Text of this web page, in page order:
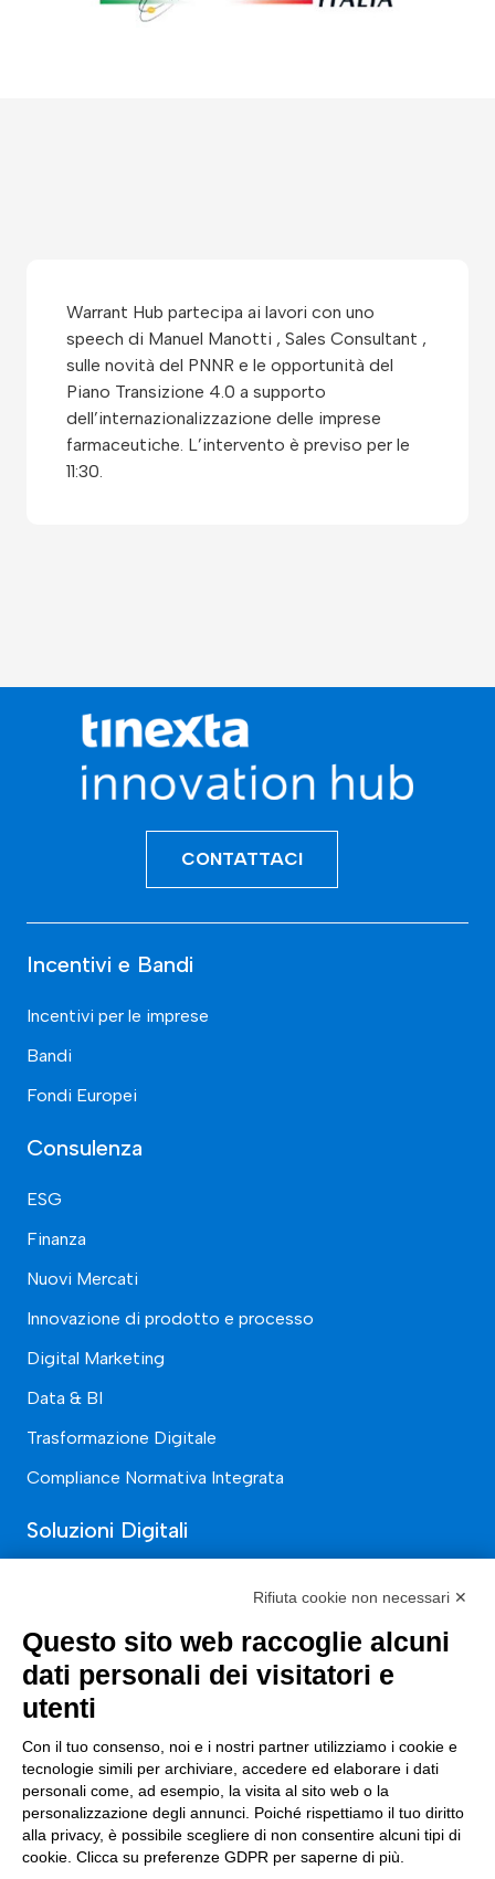
Warrant Hub partecipa ai lavori con uno
speech di Manuel Manotti , Sales Consultant ,
sulle novità del PNNR e le opportunità del
Piano Transizione 4.0 a supporto
dell’internazionalizzazione delle imprese
farmaceutiche. L’intervento è previso per le
11:30.
CONTATTACI
Incentivi e Bandi
Incentivi per le imprese
Bandi
Fondi Europei
Consulenza
ESG
Finanza
Nuovi Mercati
Innovazione di prodotto e processo
Digital Marketing
Data & BI
Trasformazione Digitale
Compliance Normativa Integrata
Soluzioni Digitali
Soluzioni Custom
Soluzioni AI
Compliance
Contacts
info@tinextainnovationhub.com
Rifiuta cookie non necessari ✕
Questo sito web raccoglie alcuni
dati personali dei visitatori e
utenti
Con il tuo consenso, noi e i nostri partner utilizziamo i cookie e
tecnologie simili per archiviare, accedere ed elaborare i dati
personali come, ad esempio, la visita al sito web o la
personalizzazione degli annunci. Poiché rispettiamo il tuo diritto
alla privacy, è possibile scegliere di non consentire alcuni tipi di
cookie. Clicca su preferenze GDPR per saperne di più.